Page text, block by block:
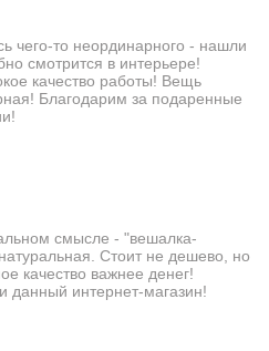
чего-то неординарного - нашли
смотрится в интерьере!
качество работы! Вещь
Благодарим за подаренные
смысле - "вешалка-
Стоит не дешево, но
качество важнее денег!
данный интернет-магазин!